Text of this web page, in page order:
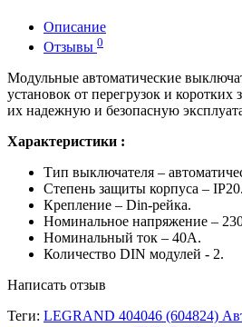
Описание
Отзывы 0
Модульные автоматические
установок от перегрузок и
их надежную и безопасную
Характеристики :
Тип выключателя –
Степень защиты корпуса – IP20.
Крепление – Din-рейка.
Номинальное напряжение –
Номинальный ток – 40А.
Количество DIN модулей - 2.
Написать отзыв
Теги: LEGRAND 404046 (604824)